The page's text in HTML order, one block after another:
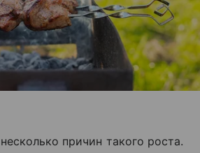
причин такого роста.